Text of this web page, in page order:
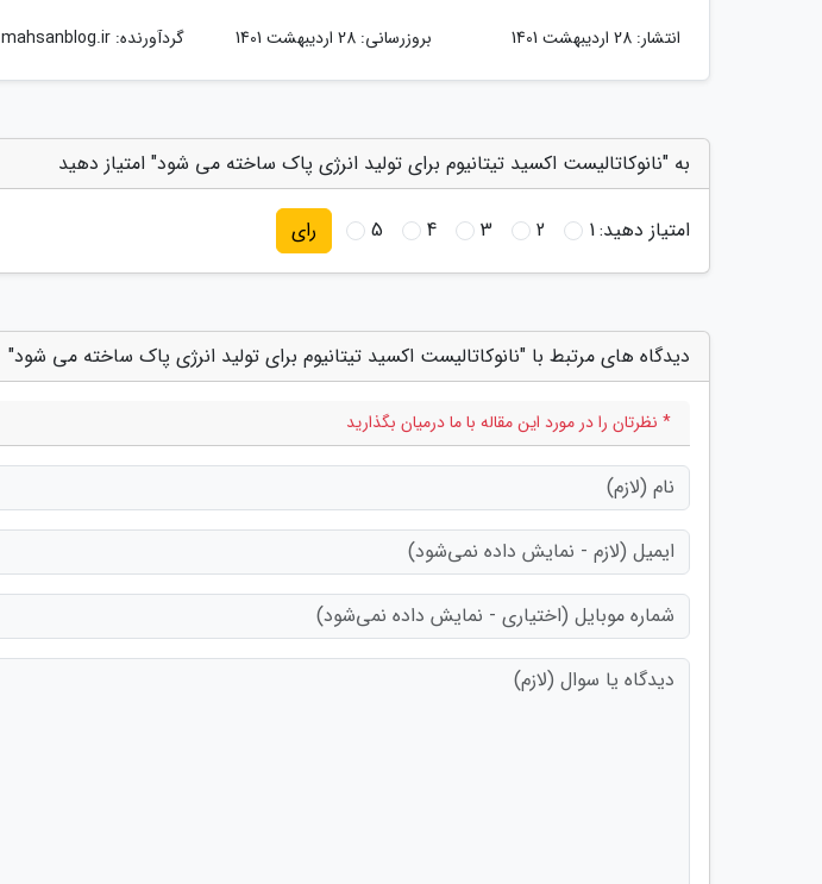
انتشار: 28 اردیبهشت 1401 بروزرسانی: 28 اردیبهشت 1401 گردآورنده:mahsanblog.ir
به "نانوکاتالیست اکسید تیتانیوم برای تولید انرژی پاک ساخته می شود" امتیاز دهید
امتیاز دهید:1
2
3
4
5 رای
دیدگاه های مرتبط با "نانوکاتالیست اکسید تیتانیوم برای تولید انرژی پاک ساخته می شود"
* نظرتان را در مورد این مقاله با ما درمیان بگذارید